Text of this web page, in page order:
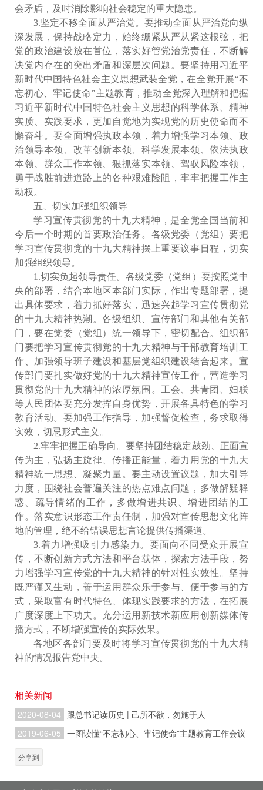
会矛盾，及时消除影响社会稳定的重大隐患。
3.坚定不移全面从严治党。要推动全面从严治党向纵
深发展，保持战略定力，始终绷紧从严从紧这根弦，把
党的政治建设放在首位，落实好管党治党责任，不断解
决党内存在的突出矛盾和深层次问题。要坚持用习近平
新时代中国特色社会主义思想武装全党，在全党开展“不
忘初心、牢记使命”主题教育，推动全党深入理解和把握
习近平新时代中国特色社会主义思想的科学体系、精神
实质、实践要求，更加自觉地为实现党的历史使命而不
懈奋斗。要全面增强执政本领，着力增强学习本领、政
治领导本领、改革创新本领、科学发展本领、依法执政
本领、群众工作本领、狠抓落实本领、驾驭风险本领，
勇于战胜前进道路上的各种艰难险阻，牢牢把握工作主
动权。
五、切实加强组织领导
学习宣传贯彻党的十九大精神，是全党全国当前和
今后一个时期的首要政治任务。各级党委（党组）要把
学习宣传贯彻党的十九大精神摆上重要议事日程，切实
加强组织领导。
1.切实负起领导责任。各级党委（党组）要按照党中
央的部署，结合本地区本部门实际，作出专题部署，提
出具体要求，着力抓好落实，迅速兴起学习宣传贯彻党
的十九大精神热潮。各级组织、宣传部门和其他有关部
门，要在党委（党组）统一领导下，密切配合。组织部
门要把学习宣传贯彻党的十九大精神与干部教育培训工
作、加强领导班子建设和基层党组织建设结合起来。宣
传部门要扎实做好党的十九大精神宣传工作，营造学习
贯彻党的十九大精神的浓厚氛围。工会、共青团、妇联
等人民团体要充分发挥自身优势，开展各具特色的学习
教育活动。要加强工作指导，加强督促检查，务求取得
实效，切忌形式主义。
2.牢牢把握正确导向。要坚持团结稳定鼓劲、正面宣
传为主，弘扬主旋律、传播正能量，着力用党的十九大
精神统一思想、凝聚力量。要主动设置议题，加大引导
力度，围绕社会普遍关注的热点难点问题，多做解疑释
惑、疏导情绪的工作，多做增进共识、增进团结的工
作。落实意识形态工作责任制，加强对宣传思想文化阵
地的管理，绝不给错误思想言论提供传播渠道。
3.着力增强吸引力感染力。要面向不同受众开展宣
传，不断创新方式方法和平台载体，探索方法手段，努
力增强学习宣传党的十九大精神的针对性实效性。坚持
既严谨又生动，善于运用群众乐于参与、便于参与的方
式，采取富有时代特色、体现实践要求的方法，在拓展
广度深度上下功夫。充分运用新技术新应用创新媒体传
播方式，不断增强宣传的实际效果。
各地区各部门要及时将学习宣传贯彻党的十九大精
神的情况报告党中央。
相关新闻
2020-08-04 跟总书记读历史 | 己所不欲，勿施于人
2019-06-05 一图读懂“不忘初心、牢记使命”主题教育工作会议
分享到